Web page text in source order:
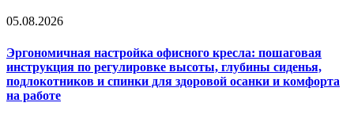
05.08.2026
Эргономичная настройка офисного кресла: пошаговая
инструкция по регулировке высоты, глубины сиденья,
подлокотников и спинки для здоровой осанки и комфорта
на работе